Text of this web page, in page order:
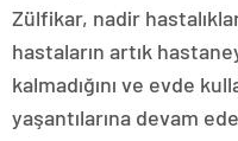
Zülfikar, nadir
hastaların artık
kalmadığını ve evde
yaşantılarına devam